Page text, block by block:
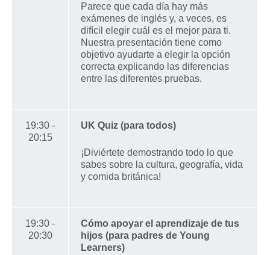
Parece que cada día hay más
exámenes de inglés y, a veces, es
difícil elegir cuál es el mejor para ti.
Nuestra presentación tiene como
objetivo ayudarte a elegir la opción
correcta explicando las diferencias
entre las diferentes pruebas.
19:30 -
20:15
UK Quiz (para todos)
¡Diviértete demostrando todo lo que
sabes sobre la cultura, geografía, vida
y comida británica!
19:30 -
20:30
Cómo apoyar el aprendizaje de tus
hijos (para padres de Young
Learners)